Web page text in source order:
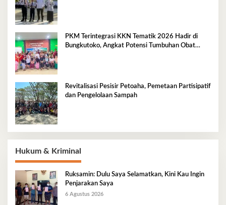
PKM Terintegrasi KKN Tematik 2026 Hadir di
Bungkutoko, Angkat Potensi Tumbuhan Obat
Revitalisasi Pesisir Petoaha, Pemetaan Partisipatif
dan Pengelolaan Sampah
Hukum & Kriminal
Ruksamin: Dulu Saya Selamatkan, Kini Kau Ingin
Penjarakan Saya
6 Agustus 2026